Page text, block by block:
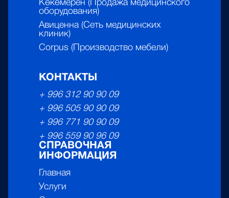
Көкөмерен (Продажа медицинского
оборудования)
Авиценна (Сеть медицинских
клиник)
Corpus (Производство мебели)
КОНТАКТЫ
+ 996 312 90 90 09
+ 996 505 90 90 09
+ 996 771 90 90 09
+ 996 559 90 96 09
СПРАВОЧНАЯ
ИНФОРМАЦИЯ
Главная
Услуги